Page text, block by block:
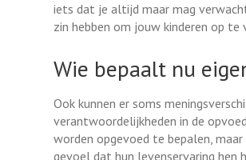
iets dat je altijd maar mag
zin hebben om jouw kinderen op te
Wie bepaalt nu
Ook kunnen er soms
verantwoordelijkheden in de
worden opgevoed te bepalen,
gevoel dat hun levenservaring